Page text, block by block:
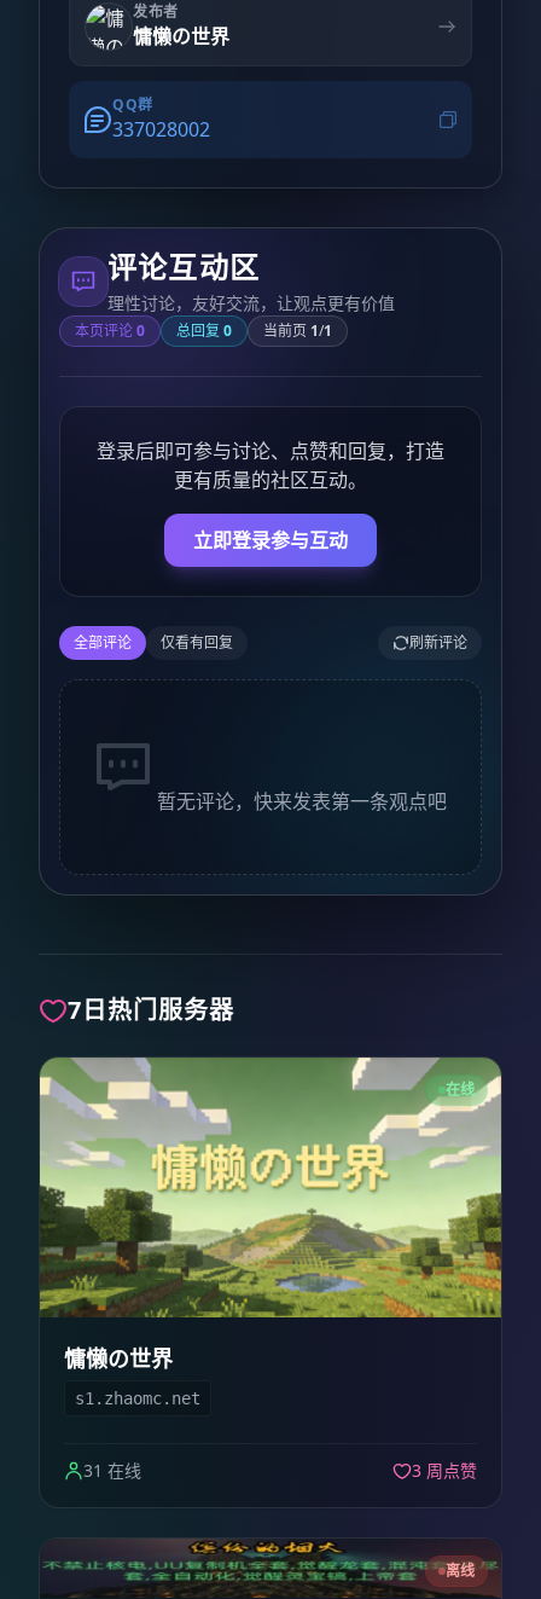
发布者
慵懒の世界
QQ群
337028002
评论互动区
理性讨论，友好交流，让观点更有价值
本页评论0 总回复 0 当前页 1/1
登录后即可参与讨论、点赞和回复，打造
更有质量的社区互动。
立即登录参与互动
全部评论 仅看有回复 刷新评论
暂无评论，快来发表第一条观点吧
7日热门服务器
在线
慵懒の世界
s1.zhaomc.net
31 在线 3 周点赞
离线